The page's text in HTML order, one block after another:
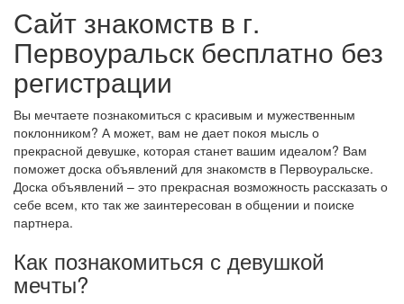
Сайт знакомств в г.
Первоуральск бесплатно без
регистрации
Вы мечтаете познакомиться с красивым и мужественным
поклонником? А может, вам не дает покоя мысль о
прекрасной девушке, которая станет вашим идеалом? Вам
поможет доска объявлений для знакомств в Первоуральске.
Доска объявлений – это прекрасная возможность рассказать о
себе всем, кто так же заинтересован в общении и поиске
партнера.
Как познакомиться с девушкой
мечты?